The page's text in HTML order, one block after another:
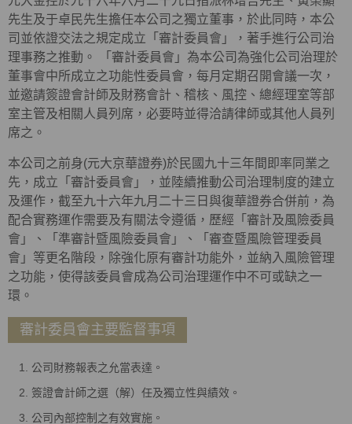
先生及于卓民先生擔任本公司之獨立董事，於此同時，本公
司並依證交法之規定成立「審計委員會」，著手進行公司治
理事務之推動。 「審計委員會」為本公司為強化公司治理於
董事會中所成立之功能性委員會，每月定期召開會議一次，
並邀請簽證會計師及財務會計、稽核、風控、總經理室等部
室主管及相關人員列席，必要時並得洽請律師或其他人員列
席之。
本公司之前身(元大京華證券)於民國九十三年間即率同業之
先，成立「審計委員會」，並陸續推動公司治理制度的建立
及運作，截至九十六年九月二十三日與復華證券合併前，為
配合實務運作需要及有關法令遵循，歷經「審計及風險委員
會」、「準審計暨風險委員會」、「審查暨風險管理委員
會」等更名階段，除強化原有審計功能外，並納入風險管理
之功能，使得該委員會成為公司治理運作中不可或缺之一
環。
審計委員會主要監督事項
公司財務報表之允當表達。
簽證會計師之選（解）任及獨立性與績效。
公司內部控制之有效實施。